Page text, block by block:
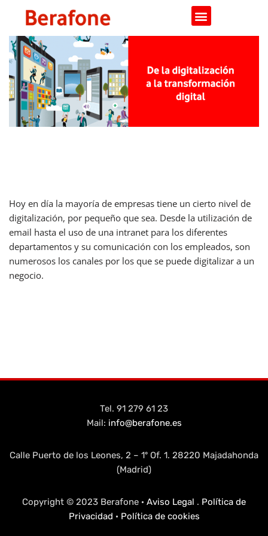
al
contenido
Hoy en día la mayoría de empresas tiene un cierto nivel de
digitalización, por pequeño que sea. Desde la utilización de
email hasta el uso de una intranet para los diferentes
departamentos y su comunicación con los empleados, son
numerosos los canales por los que se puede digitalizar a un
negocio.
Tel. 91 279 61 23
Mail: info@berafone.es
Calle Puerto de los Leones, 2 – 1º Of. 1. 28220 Majadahonda
(Madrid)
Copyright © 2023 Berafone · Aviso Legal . Política de
Privacidad · Política de cookies